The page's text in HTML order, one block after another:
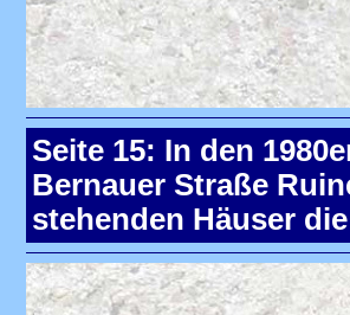
Seite 15: In den
Bernauer Straße
stehenden Häuser